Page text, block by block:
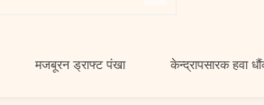
मजबूरन ड्राफ्ट पंखा केन्द्रापसारक हवा धौंकनी